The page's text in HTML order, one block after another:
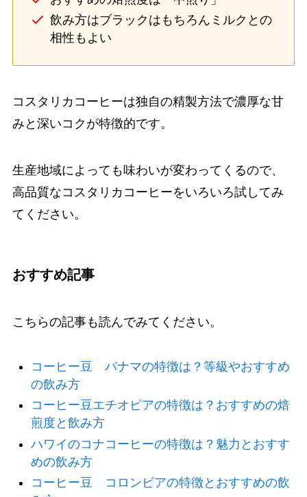
飲み方はブラックはもちろんミルクとの
相性もよい
コスタリカコーヒーは独自の精製方法で濃厚な甘
みと深いコクが特徴的です。
生産地域によっても味わいが変わってくるので、
高品質なコスタリカコーヒーをいろいろ試してみ
てください。
おすすめ記事
こちらの記事も読んでみてください。
コーヒー豆 パナマの特徴は？等級やおすすめ
の飲み方
コーヒー豆エチオピアの特徴は？おすすめの焙
煎度と飲み方
ハワイのコナコーヒーの特徴は？魅力とおすす
めの飲み方
コーヒー豆 コロンビアの特徴とおすすめの飲